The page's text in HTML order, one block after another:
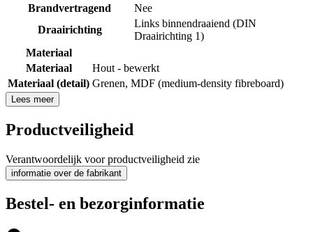
Brandvertragend
Nee
Draairichting
Links binnendraaiend (DIN
Draairichting 1)
Materiaal
Materiaal
Hout - bewerkt
Materiaal (detail) Grenen, MDF (medium-density fibreboard)
Lees meer
Productveiligheid
Verantwoordelijk voor productveiligheid zie
informatie over de fabrikant
Bestel- en bezorginformatie